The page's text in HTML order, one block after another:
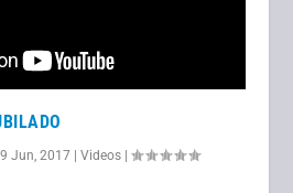
Jun, 2017 |Videos |